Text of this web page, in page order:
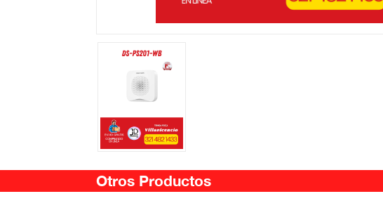
Otros Productos